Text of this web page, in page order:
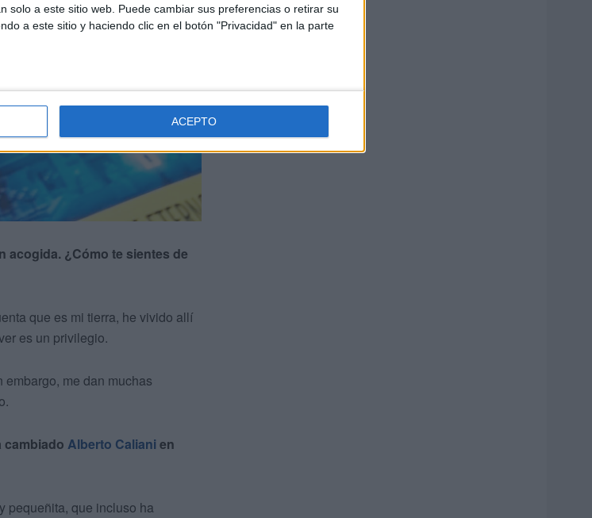
solo a este sitio web. Puede cambiar sus preferencias o retirar su
a este sitio y haciendo clic en el botón "Privacidad" en la parte
ACEPTO
acogida. ¿Cómo te sientes de
que es mi tierra, he vivido allí
es un privilegio.
me dan muchas
cambiado Alberto Caliani en
pequeñita, que incluso ha